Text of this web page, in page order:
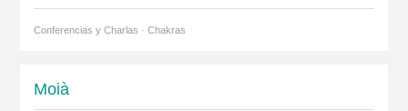
Conferencias y Charlas · Chakras
Moià